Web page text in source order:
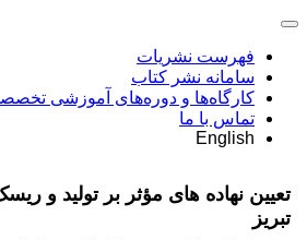
فهرست نشریات
سامانه نشر کتاب
کارگاه‌ها و دوره‌های آموزشی
تماس با ما
English
تعیین نهاده های مؤثر بر تولید و
تبریز